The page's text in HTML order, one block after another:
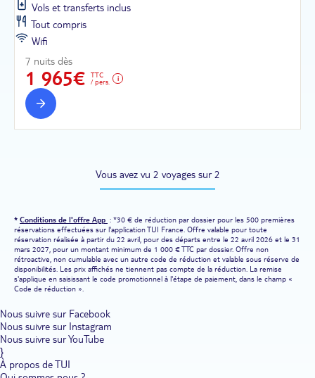
Vols et transferts inclus
Tout compris
Wifi
7 nuits dès
1 965€
TTC
/ pers.
Vous avez vu 2 voyages sur 2
* Conditions de l'offre App : *30 € de réduction par dossier pour les 500 premières
réservations effectuées sur l'application TUI France. Offre valable pour toute
réservation réalisée à partir du 22 avril, pour des départs entre le 22 avril 2026 et le 31
mars 2027, pour un montant minimum de 1 000 € TTC par dossier. Offre non
rétroactive, non cumulable avec un autre code de réduction et valable sous réserve de
disponibilités. Les prix affichés ne tiennent pas compte de la réduction. La remise
s'applique en saisissant le code promotionnel à l'étape de paiement, dans le champ «
Code de réduction ».
Nous suivre sur Facebook
Nous suivre sur Instagram
Nous suivre sur YouTube
}
À propos de TUI